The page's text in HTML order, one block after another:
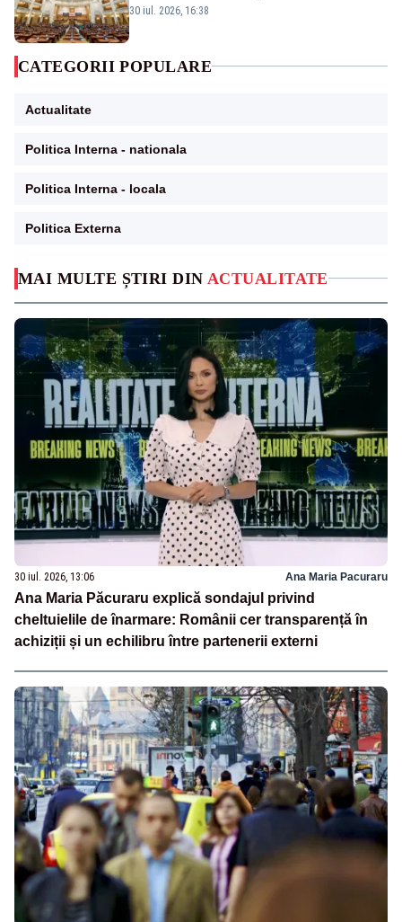
MAI MULTE ȘTIRI DIN ACTUALITATE
30 iul. 2026, 13:06 Ana Maria Pacuraru
Ana Maria Păcuraru explică sondajul privind
cheltuielile de înarmare: Românii cer transparență în
achiziții și un echilibru între partenerii externi
Amendament cu impact posibil asupra lui
30 iul. 2026, 16:38
CATEGORII POPULARE
Actualitate
Politica Interna - nationala
Politica Interna - locala
Politica Externa